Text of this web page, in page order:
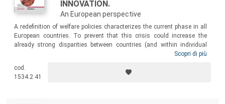
INNOVATION.
An European perspective
A redefinition of welfare policies characterizes the current phase in all
European countries. To prevent that this crisis could increase the
already strong disparities between countries (and within individual
countries) it is important to better understand what is happening, and
tries to start the discussion on these themes involving colleagues
who are working to investigate this process of transformation within
Scopri di più
cod.
1534.2.41